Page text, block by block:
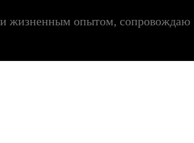
и жизненным опытом, сопровождаю